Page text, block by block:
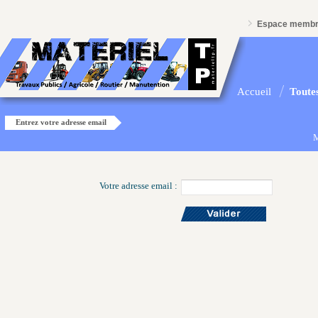
Espace
Accueil
Entrez votre adresse email
Votre adresse email :